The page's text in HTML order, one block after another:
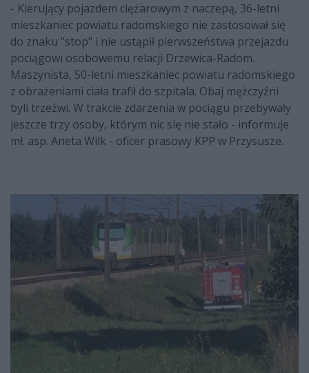
- Kierujący pojazdem ciężarowym z naczepą, 36-letni
mieszkaniec powiatu radomskiego nie zastosował się
do znaku "stop" i nie ustąpił pierwszeństwa przejazdu
pociągowi osobowemu relacji Drzewica-Radom.
Maszynista, 50-letni mieszkaniec powiatu radomskiego
z obrażeniami ciała trafił do szpitala. Obaj mężczyźni
byli trzeźwi. W trakcie zdarzenia w pociągu przebywały
jeszcze trzy osoby, którym nic się nie stało - informuje
mł. asp. Aneta Wilk - oficer prasowy KPP w Przysusze.